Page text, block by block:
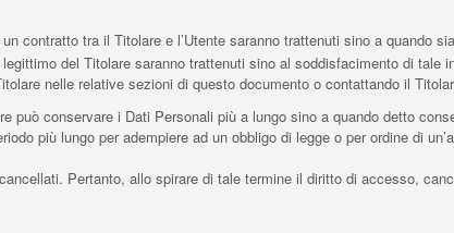
contratto tra il Titolare e l’Utente saranno trattenuti sino a quando
del Titolare saranno trattenuti sino al soddisfacimento di tale
nelle relative sezioni di questo documento o contattando il
può conservare i Dati Personali più a lungo sino a quando detto
più lungo per adempiere ad un obbligo di legge o per ordine di
Pertanto, allo spirare di tale termine il diritto di accesso,